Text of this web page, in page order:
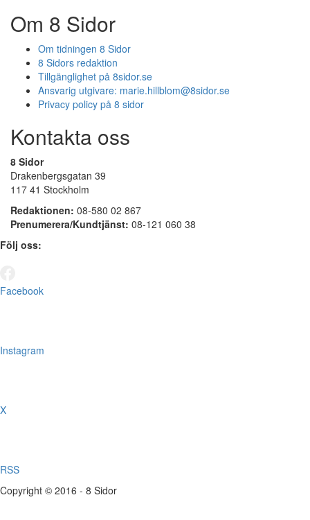
Om 8 Sidor
Om tidningen 8 Sidor
8 Sidors redaktion
Tillgänglighet på 8sidor.se
Ansvarig utgivare: marie.hillblom@8sidor.se
Privacy policy på 8 sidor
Kontakta oss
8 Sidor
Drakenbergsgatan 39
117 41 Stockholm
Redaktionen: 08-580 02 867
Prenumerera/Kundtjänst: 08-121 060 38
Följ oss:
Facebook
Instagram
X
RSS
Copyright © 2016 - 8 Sidor